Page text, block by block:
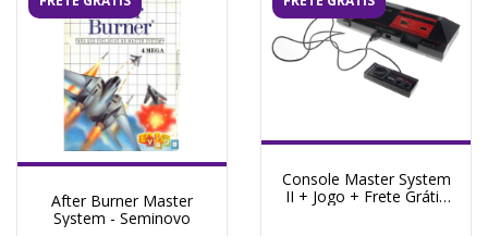
After Burner Master
System - Seminovo
Console Master System
II + Jogo + Frete Grátis